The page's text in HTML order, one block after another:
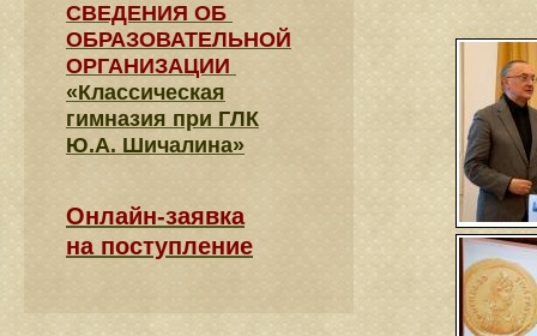
СВЕДЕНИЯ​ ОБ
ОБРАЗОВАТЕЛЬНОЙ
ОРГАНИЗАЦИИ
«Классическая
гимназия при ГЛК
Ю.А. Шичалина»
Онлайн-заявка
на поступление